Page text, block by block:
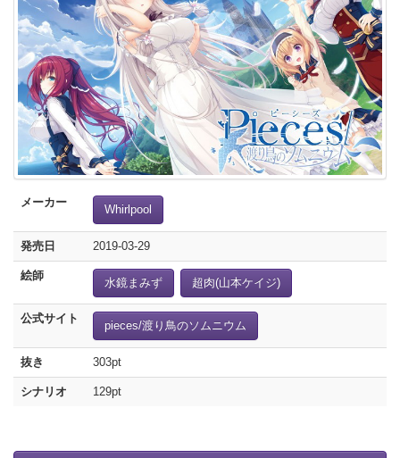
メーカー
Whirlpool
発売日 2019-03-29
絵師
水鏡まみず 超肉(山本ケイジ)
公式サイト
pieces/渡り鳥のソムニウム
抜き 303pt
シナリオ 129pt